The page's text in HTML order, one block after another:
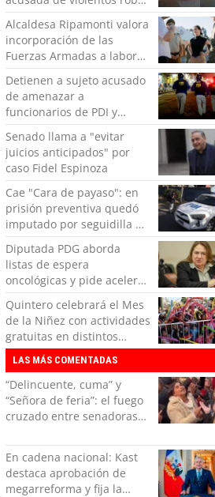
a empresa tabacalera en
Valparaíso
Alcaldesa Ripamonti valora
incorporación de las
Fuerzas Armadas a labores
de seguridad y pide
“responsabilidad política”
Detienen a sujeto acusado
de amenazar a
funcionarios de PDI y
Carabineros en Laguna
Verde
Senado llama a "evitar
juicios anticipados" por
caso Fidel Espinoza
Cae "Cara de payaso": en
prisión preventiva quedó
imputado por seguidilla de
robos en Curauma
Diputada PDG aborda
listas de espera
oncológicas y pide acelerar
medidas para pacientes
con cáncer
Quintero celebrará el Mes
de la Niñez con actividades
gratuitas en distintos
sectores de la comuna
LAS MÁS COMENTADAS
“Delincuente, cuma” y
“Señora de feria”: el fuego
cruzado entre senadoras
Senado
En cadena nacional: Kast
destaca aprobación de
megarreforma y fija la